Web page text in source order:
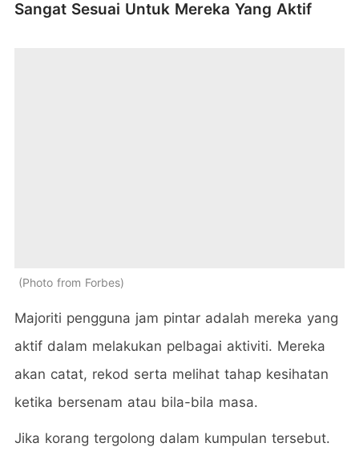
Sangat Sesuai Untuk Mereka Yang Aktif
Photo from Forbes
Majoriti pengguna jam pintar adalah mereka yang
aktif dalam melakukan pelbagai aktiviti. Mereka
akan catat, rekod serta melihat tahap kesihatan
ketika bersenam atau bila-bila masa.
Jika korang tergolong dalam kumpulan tersebut.